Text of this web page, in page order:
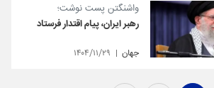
واشنگتن پست نوشت؛
رهبر ایران، پیام اقتدار فرستاد
جهان ۱۴۰۴/۱۱/۲۹